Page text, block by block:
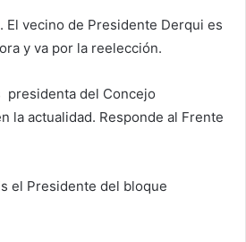
El vecino de Presidente Derqui es
y va por la reelección.
presidenta del Concejo
la actualidad. Responde al Frente
el Presidente del bloque